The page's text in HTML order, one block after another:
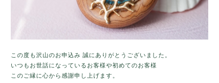
この度も沢山のお申込み 誠にありがとうございました。
いつもお世話になっているお客様や初めてのお客様
このご縁に心から感謝申し上げます。